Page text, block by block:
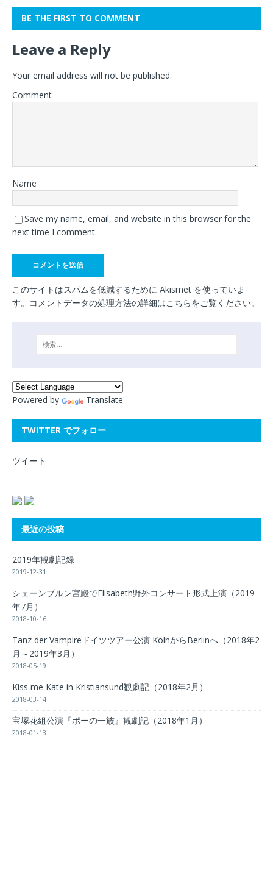
BE THE FIRST TO COMMENT
Leave a Reply
Your email address will not be published.
Comment
Name
Save my name, email, and website in this browser for the
next time I comment.
このサイトはスパムを低減するために Akismet を使っていま
す。 コメントデータの処理方法の詳細はこちらをご覧ください。
Powered by Translate
TWITTER でフォロー
ツイート
最近の投稿
2019年観劇記録
2019-12-31
シェーンブルン宮殿でElisabeth野外コンサート形式上演（2019
年7月）
2018-10-16
Tanz der Vampireドイツツアー公演 KölnからBerlinへ（2018年2
月～2019年3月）
2018-05-19
Kiss me Kate in Kristiansund観劇記（2018年2月）
2018-03-14
宝塚花組公演『ポーの一族』観劇記（2018年1月）
2018-01-13